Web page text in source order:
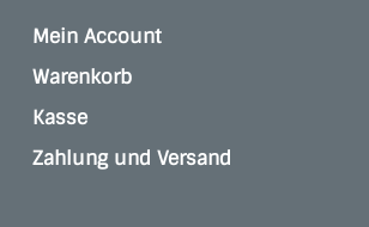
Mein Account
Warenkorb
Kasse
Zahlung und Versand